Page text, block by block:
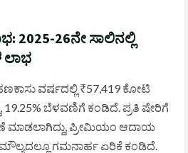
2025-26ನೇ ಸಾಲಿನಲ್ಲಿ
ಲಾಭ
ವರ್ಷದಲ್ಲಿ ₹57,419 ಕೋಟಿ
19.25% ಬೆಳವಣಿಗೆ ಕಂಡಿದೆ. ಪ್ರತಿ ಷೇರಿಗೆ
ಪ್ರೀಮಿಯಂ ಆದಾಯ
ಗಮನಾರ್ಹ ಏರಿಕೆ ಕಂಡಿದೆ.